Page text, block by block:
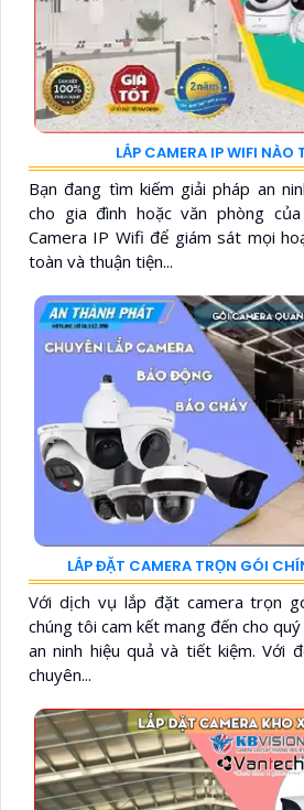
LẮP CAMERA IP WIFI NÀO
Bạn đang tìm kiếm giải pháp an
cho gia đình hoặc văn phòng
Camera IP Wifi để giám sát mọi
toàn và thuận tiện...
LẮP ĐẶT CAMERA TRỌN GÓI
Với dịch vụ lắp đặt camera trọn
chúng tôi cam kết mang đến cho
an ninh hiệu quả và tiết kiệm. Với
chuyên...